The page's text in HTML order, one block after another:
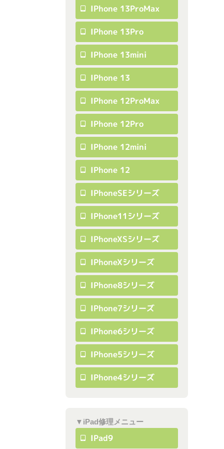
IPhone 13ProMax
IPhone 13Pro
IPhone 13mini
IPhone 13
IPhone 12ProMax
IPhone 12Pro
IPhone 12mini
IPhone 12
IPhoneSEシリーズ
IPhone11シリーズ
IPhoneXSシリーズ
IPhoneXシリーズ
IPhone8シリーズ
IPhone7シリーズ
IPhone6シリーズ
IPhone5シリーズ
IPhone4シリーズ
▼iPad修理メニュー
IPad9